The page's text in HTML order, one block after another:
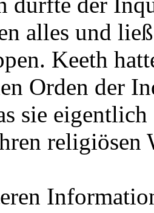
alles und
Keeth
Orden der
sie
religiösen